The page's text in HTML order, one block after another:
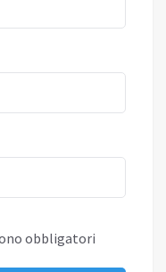
obbligatori